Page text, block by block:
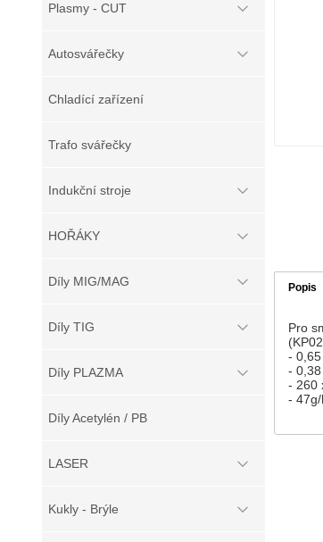
Plasmy - CUT
Autosvářečky
Chladící zařízení
Trafo svářečky
Indukční stroje
HOŘÁKY
Díly MIG/MAG
Díly TIG
Díly PLAZMA
Díly Acetylén / PB
LASER
Kukly - Brýle
Popis
Pro
-
- 0,38
- 260
-